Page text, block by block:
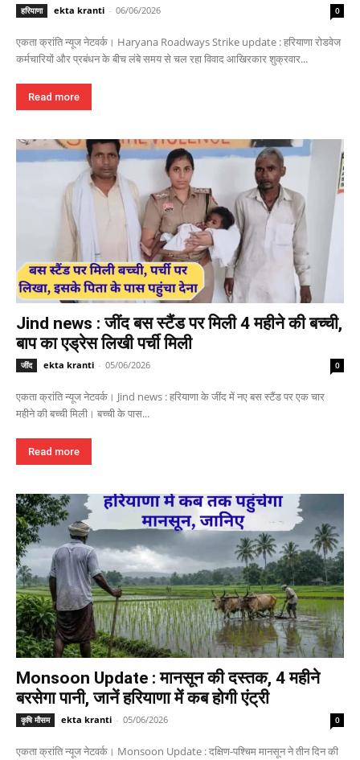
हरियाणा ekta kranti - 06/06/2026 0
एकता क्रांति न्यूज नेटवर्क। Haryana Roadways Strike update : हरियाणा रोडवेज
कर्मचारियों और प्रबंधन के बीच लंबे समय से चल रहा विवाद आखिरकार शुक्रवार...
Read more
Jind news : जींद बस स्टैंड पर मिली 4 महीने की बच्ची,
बाप का एड्रेस लिखी पर्ची मिली
जींद ekta kranti - 05/06/2026 0
एकता क्रांति न्यूज नेटवर्क। Jind news : हरियाणा के जींद में नए बस स्टैंड पर एक चार
महीने की बच्ची मिली। बच्ची के पास...
Read more
Monsoon Update : मानसून की दस्तक, 4 महीने
बरसेगा पानी, जानें हरियाणा में कब होगी एंट्री
कृषि मौसम ekta kranti - 05/06/2026 0
एकता क्रांति न्यूज नेटवर्क। Monsoon Update : दक्षिण-पश्चिम मानसून ने तीन दिन की